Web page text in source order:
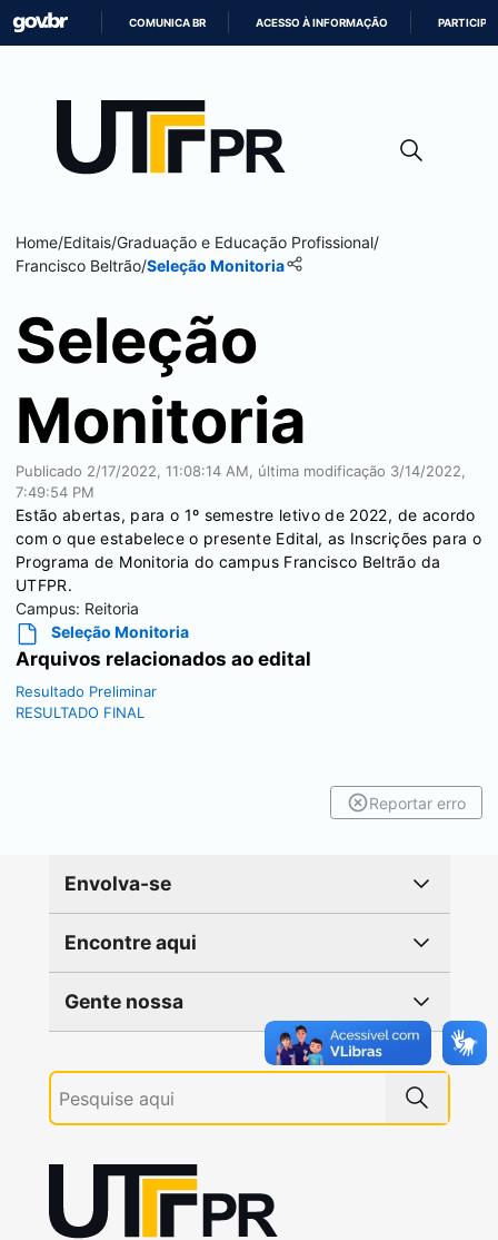
CONTEÚDO
COMUNICA BR ACESSO À INFORMAÇÃO PARTICIPE
Home/Editais/Graduação e Educação Profissional/
Francisco Beltrão/Seleção Monitoria
Seleção
Monitoria
Publicado 2/17/2022, 11:08:14 AM , última modificação 3/14/2022,
7:49:54 PM
Estão abertas, para o 1º semestre letivo de 2022, de acordo
com o que estabelece o presente Edital, as Inscrições para o
Programa de Monitoria do campus Francisco Beltrão da
UTFPR.
Campus: Reitoria
Seleção Monitoria
Arquivos relacionados ao edital
Resultado Preliminar
RESULTADO FINAL
Reportar erro
Envolva-se
Encontre aqui
Gente nossa